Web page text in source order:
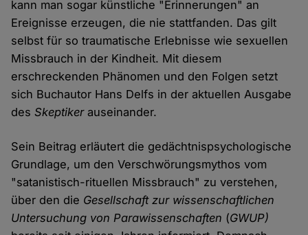
kann man sogar künstliche "Erinnerungen" an
Ereignisse erzeugen, die nie stattfanden. Das gilt
selbst für so traumatische Erlebnisse wie sexuellen
Missbrauch in der Kindheit. Mit diesem
erschreckenden Phänomen und den Folgen setzt
sich Buchautor Hans Delfs in der aktuellen Ausgabe
desSkeptikerauseinander.
Sein Beitrag erläutert die gedächtnispsychologische
Grundlage, um den Verschwörungsmythos vom
"satanistisch-rituellen Missbrauch" zu verstehen,
über den die Gesellschaft zur wissenschaftlichen
Untersuchung von Parawissenschaften (GWUP)